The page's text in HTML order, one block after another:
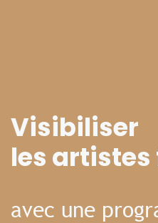
Visibiliser
les
avec une